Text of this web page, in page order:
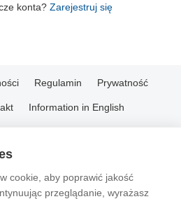
cookie, aby poprawić jakość
przeglądanie, wyrażasz
konta? Zarejestruj się
Regulamin Prywatność
Information in English